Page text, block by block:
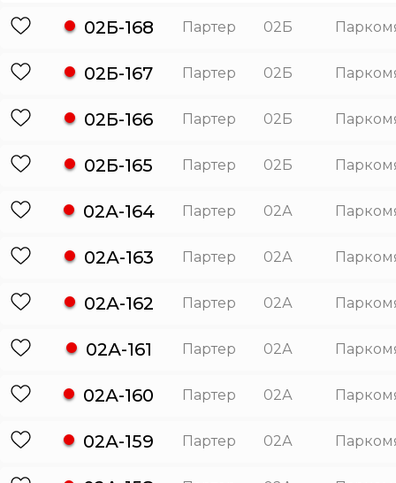
02Б-168 Партер 02Б
02Б-167 Партер 02Б
02Б-166 Партер 02Б
02Б-165 Партер 02Б
02А-164 Партер 02А
02А-163 Партер 02А
02А-162 Партер 02А
02А-161 Партер 02А
02А-160 Партер 02А
02А-159 Партер 02А